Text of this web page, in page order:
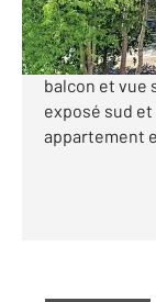
NANTES-ILE
pièces, au
balcon et vue
exposé sud
appartement